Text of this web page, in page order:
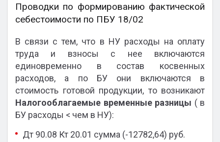
Проводки по формированию фактической
себестоимости по ПБУ 18/02
В связи с тем, что в НУ расходы на оплату
труда и взносы с нее включаются
единовременно в состав косвенных
расходов, а по БУ они включаются в
стоимость готовой продукции, то возникают
Налогооблагаемые временные разницы ( в
БУ расходы < чем в НУ):
Дт 90.08 Кт 20.01 сумма (-12782,64) руб.